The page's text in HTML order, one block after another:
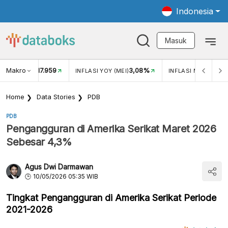
Indonesia
Masuk
Makro
USD/IDR 17.959 INFLASI YOY (MEI)3,08% INFLASI MOM (MEI)
Home Data Stories PDB
PDB
Pengangguran di Amerika Serikat Maret 2026
Sebesar 4,3%
Agus Dwi Darmawan
10/05/2026 05:35 WIB
Tingkat Pengangguran di Amerika Serikat Periode
2021-2026